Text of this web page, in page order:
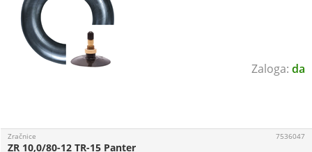
da
Zračnice
ZR 10,0/80-12 TR-15 Panter
7536047